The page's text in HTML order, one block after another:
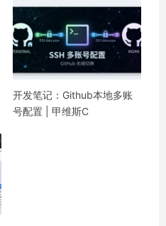
开发笔记：Github本地多账
号配置 | 甲维斯C